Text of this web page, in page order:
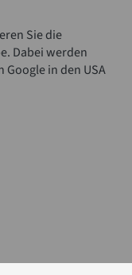
Sie die
Dabei werden
Google in den USA